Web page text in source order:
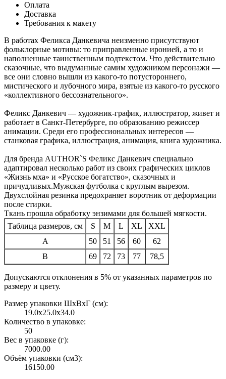
Оплата
Доставка
Требования к макету
В работах Феликса Данкевича неизменно присутствуют
фольклорные мотивы: то приправленные иронией, а то и
наполненные таинственным подтекстом. Что действительно
сказочные, что выдуманные самим художником персонажи —
все они словно вышли из какого-то потустороннего,
мистического и лубочного мира, взятые из какого-то русского
«коллективного бессознательного».
Феликс Данкевич — художник-график, иллюстратор, живет и
работает в Санкт-Петербурге, по образованию режиссер
анимации. Среди его профессиональных интересов —
станковая графика, иллюстрация, анимация, книга художника.
Для бренда AUTHOR`S Феликс Данкевич специально
адаптировал несколько работ из своих графических циклов
«Жизнь мха» и «Русское богатство», сказочных и
причудливых.Мужская футболка с круглым вырезом.
Двухслойная резинка предохраняет воротник от деформации
после стирки.
Ткань прошла обработку энзимами для большей мягкости.
Таблица размеров, см
S M L XL
XXL
A
50 51 56 60
62
B
69 72 73 77 78,5
Допускаются отклонения в 5% от указанных параметров по
размеру и цвету.
Размер упаковки ШxВxГ (см):
19.0x25.0x34.0
Количество в упаковке:
50
Вес в упаковке (г):
7000.00
Объём упаковки (см3):
16150.00